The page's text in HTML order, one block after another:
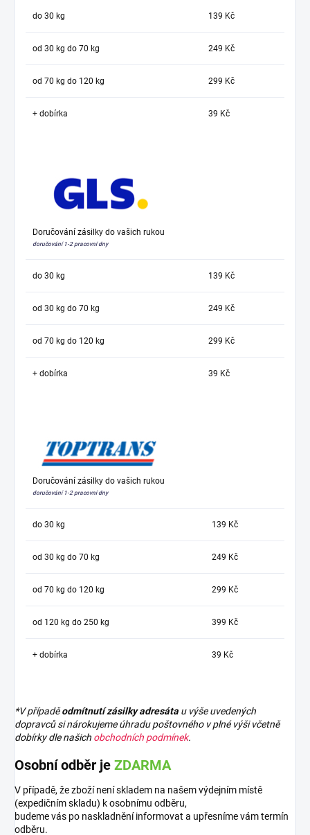
do 30 kg 139 Kč
od 30 kg do 70 kg 249 Kč
od 70 kg do 120 kg 299 Kč
+ dobírka 39 Kč
Doručování zásilky do vašich rukou
doručování 1-2 pracovní dny
do 30 kg 139 Kč
od 30 kg do 70 kg 249 Kč
od 70 kg do 120 kg 299 Kč
+ dobírka 39 Kč
Doručování zásilky do vašich rukou
doručování 1-2 pracovní dny
do 30 kg 139 Kč
od 30 kg do 70 kg 249 Kč
od 70 kg do 120 kg 299 Kč
od 120 kg do 250 kg 399 Kč
+ dobírka 39 Kč
*V případěodmítnutí zásilky adresáta u výše uvedených
dopravců si nárokujeme úhradu poštovného v plné výši včetně
dobírky dle našich obchodních podmínek.
Osobní odběr je ZDARMA
V případě, že zboží není skladem na našem výdejním místě
(expedičním skladu) k osobnímu odběru,
budeme vás po naskladnění informovat a upřesníme vám termín
odběru.